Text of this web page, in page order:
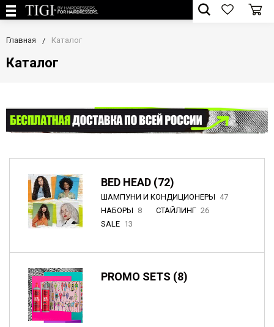
Главная Каталог
Каталог
BED HEAD (72)
ШАМПУНИ И КОНДИЦИОНЕРЫ 47
НАБОРЫ 8 СТАЙЛИНГ 26
SALE 13
PROMO SETS (8)